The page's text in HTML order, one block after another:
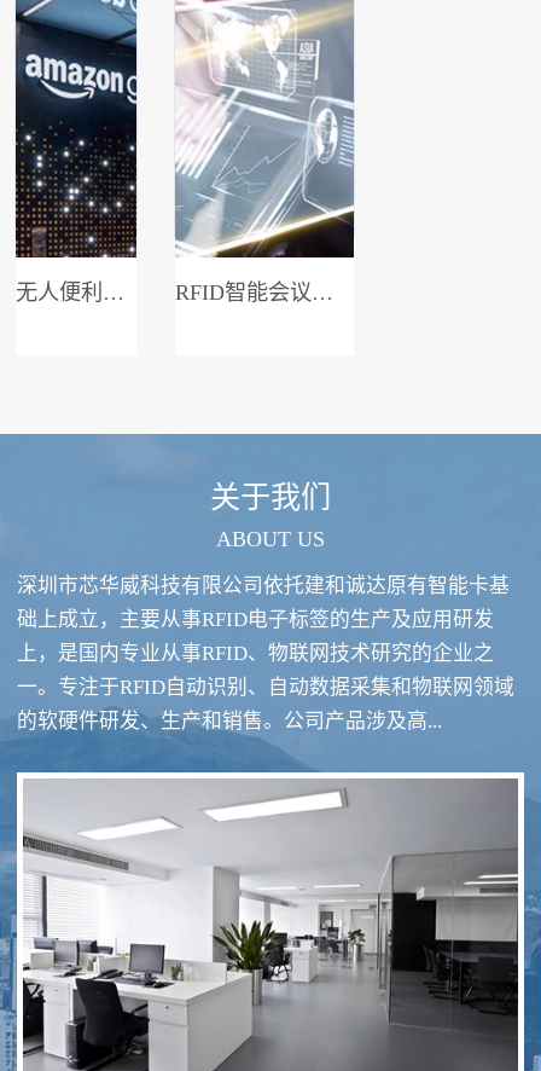
无人便利店系统 RFID智能会议签到系统
RFID酒类防伪系统方案 RFID智慧食堂系统
关于我们
ABOUT US
深圳市芯华威科技有限公司依托建和诚达原有智能卡基
础上成立，主要从事RFID电子标签的生产及应用研发
上，是国内专业从事RFID、物联网技术研究的企业之
一。专注于RFID自动识别、自动数据采集和物联网领域
的软硬件研发、生产和销售。公司产品涉及高...